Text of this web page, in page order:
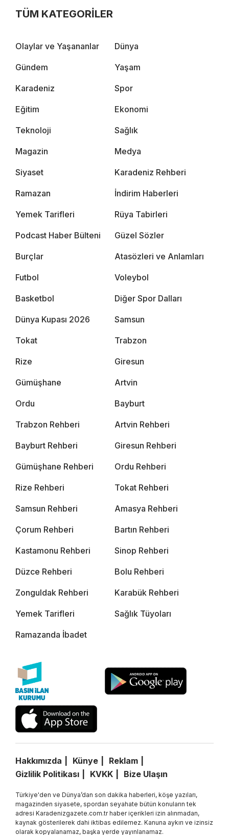
TÜM KATEGORİLER
Olaylar ve Yaşananlar Dünya
Gündem Yaşam
Karadeniz Spor
Eğitim Ekonomi
Teknoloji Sağlık
Magazin Medya
Siyaset Karadeniz Rehberi
Ramazan İndirim Haberleri
Yemek Tarifleri Rüya Tabirleri
Podcast Haber Bülteni Güzel Sözler
Burçlar Atasözleri ve Anlamları
Futbol Voleybol
Basketbol Diğer Spor Dalları
Dünya Kupası 2026 Samsun
Tokat Trabzon
Rize Giresun
Gümüşhane Artvin
Ordu Bayburt
Trabzon Rehberi Artvin Rehberi
Bayburt Rehberi Giresun Rehberi
Gümüşhane Rehberi Ordu Rehberi
Rize Rehberi Tokat Rehberi
Samsun Rehberi Amasya Rehberi
Çorum Rehberi Bartın Rehberi
Kastamonu Rehberi Sinop Rehberi
Düzce Rehberi Bolu Rehberi
Zonguldak Rehberi Karabük Rehberi
Yemek Tarifleri Sağlık Tüyoları
Ramazanda İbadet
Hakkımızda Künye
Reklam
Gizlilik Politikası
KVKK Bize Ulaşın
Türkiye'den ve Dünya’dan son dakika haberleri, köşe yazıları,
magazinden siyasete, spordan seyahate bütün konuların tek
adresi Karadenizgazete.com.tr haber içerikleri izin alınmadan,
kaynak gösterilerek dahi iktibas edilemez. Kanuna aykırı ve izinsiz
olarak kopyalanamaz, başka yerde yayınlanamaz.